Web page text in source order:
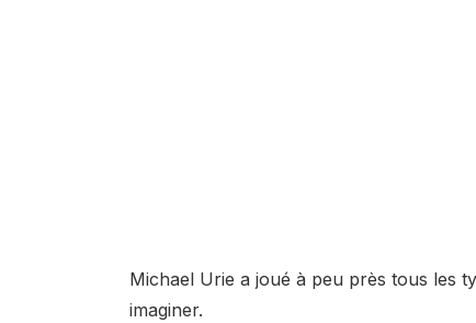
Michael Urie a joué à peu près tous les
imaginer.